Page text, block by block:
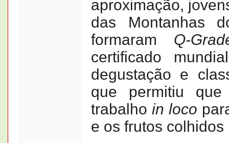
aproximação,
das Montanhas
formaram Q-
certificado
degustação e
que permitiu
trabalho in loco
e os frutos